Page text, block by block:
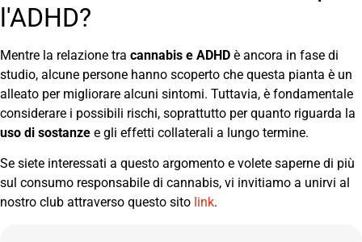
l'ADHD?
Mentre la relazione tra cannabis e ADHD è ancora in fase di
studio, alcune persone hanno scoperto che questa pianta è un
alleato per migliorare alcuni sintomi. Tuttavia, è fondamentale
considerare i possibili rischi, soprattutto per quanto riguarda la
uso di sostanze e gli effetti collaterali a lungo termine.
Se siete interessati a questo argomento e volete saperne di più
sul consumo responsabile di cannabis, vi invitiamo a unirvi al
nostro club attraverso questo sito link.